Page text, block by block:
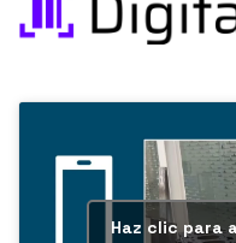
Haz clic para